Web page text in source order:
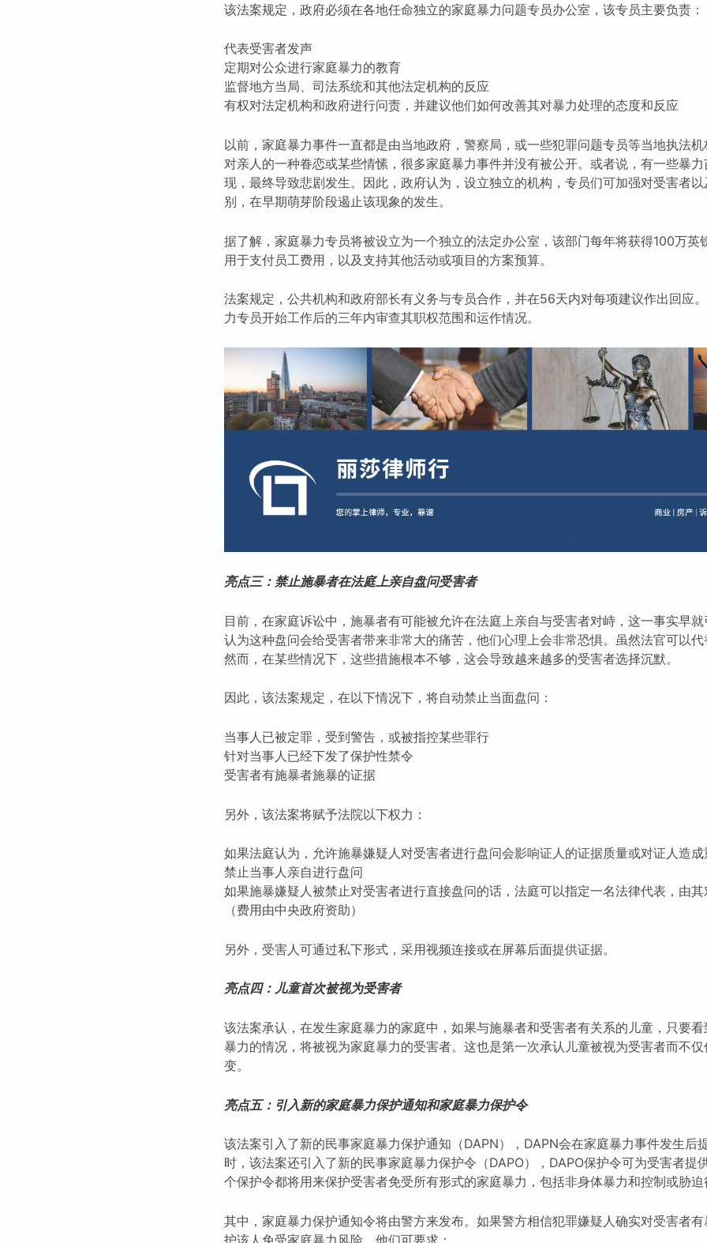
该法案规定，政府必须在各地任命独立的家庭暴力问题专员办公室，该专员主要负责：
代表受害者发声
定期对公众进行家庭暴力的教育
监督地方当局、司法系统和其他法定机构的反应
有权对法定机构和政府进行问责，并建议他们如何改善其对暴力处理的态度和反应
以前，家庭暴力事件一直都是由当地政府，警察局，或一些犯罪问题专员等当地执法
对亲人的一种眷恋或某些情愫，很多家庭暴力事件并没有被公开。或者说，有一些暴
现，最终导致悲剧发生。因此，政府认为，设立独立的机构，专员们可加强对受害者
别，在早期萌芽阶段遏止该现象的发生。
据了解，家庭暴力专员将被设立为一个独立的法定办公室，该部门每年将获得100万英
用于支付员工费用，以及支持其他活动或项目的方案预算。
法案规定，公共机构和政府部长有义务与专员合作，并在56天内对每项建议作出回应
力专员开始工作后的三年内审查其职权范围和运作情况。
亮点三：禁止施暴者在法庭上亲自盘问受害者
目前，在家庭诉讼中，施暴者有可能被允许在法庭上亲自与受害者对峙，这一事实早
认为这种盘问会给受害者带来非常大的痛苦，他们心理上会非常恐惧。虽然法官可以
然而，在某些情况下，这些措施根本不够，这会导致越来越多的受害者选择沉默。
因此，该法案规定，在以下情况下，将自动禁止当面盘问：
当事人已被定罪，受到警告，或被指控某些罪行
针对当事人已经下发了保护性禁令
受害者有施暴者施暴的证据
另外，该法案将赋予法院以下权力：
如果法庭认为，允许施暴嫌疑人对受害者进行盘问会影响证人的证据质量或对证人造
禁止当事人亲自进行盘问
如果施暴嫌疑人被禁止对受害者进行直接盘问的话，法庭可以指定一名法律代表，由
（费用由中央政府资助）
另外，受害人可通过私下形式，采用视频连接或在屏幕后面提供证据。
亮点四：儿童首次被视为受害者
该法案承认，在发生家庭暴力的家庭中，如果与施暴者和受害者有关系的儿童，只要
暴力的情况，将被视为家庭暴力的受害者。这也是第一次承认儿童被视为受害者而不
变。
亮点五：引入新的家庭暴力保护通知和家庭暴力保护令
该法案引入了新的民事家庭暴力保护通知（DAPN），DAPN会在家庭暴力事件发生后
时，该法案还引入了新的民事家庭暴力保护令（DAPO），DAPO保护令可为受害者提
个保护令都将用来保护受害者免受所有形式的家庭暴力，包括非身体暴力和控制或胁
其中，家庭暴力保护通知令将由警方来发布。如果警方相信犯罪嫌疑人确实对受害者
护该人免受家庭暴力风险，他们可要求：